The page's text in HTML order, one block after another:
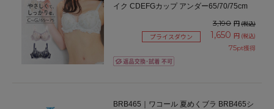
イク CDEFGカップ アンダー65/70/75cm
3,190 円(税込)
プライスダウン 1,650 円 (税込)
75pt獲得
BRB465｜ワコール 夏めくブラ BRB465シ